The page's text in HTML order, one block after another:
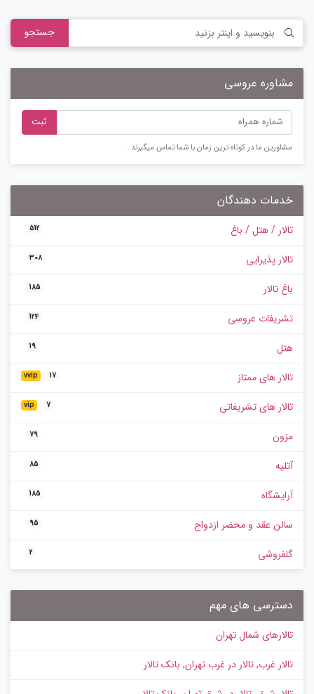
جستجو
مشاوره عروسی
ثبت
مشاورین ما در کوتاه ترین زمان با شما تماس میگیرند .
خدمات دهندگان
تالار / هتل / باغ 512
تالار پذیرایی 308
باغ تالار 185
تشریفات عروسی 124
هتل 19
تالار های ممتاز vvip 17
تالار های تشریفاتی vip 7
مزون 79
آتلیه 85
آرایشگاه 185
سالن عقد و محضر ازدواج 95
گلفروشی 2
دسترسی های مهم
تالارهای شمال تهران
تالار غرب, تالار در غرب تهران, بانک تالار